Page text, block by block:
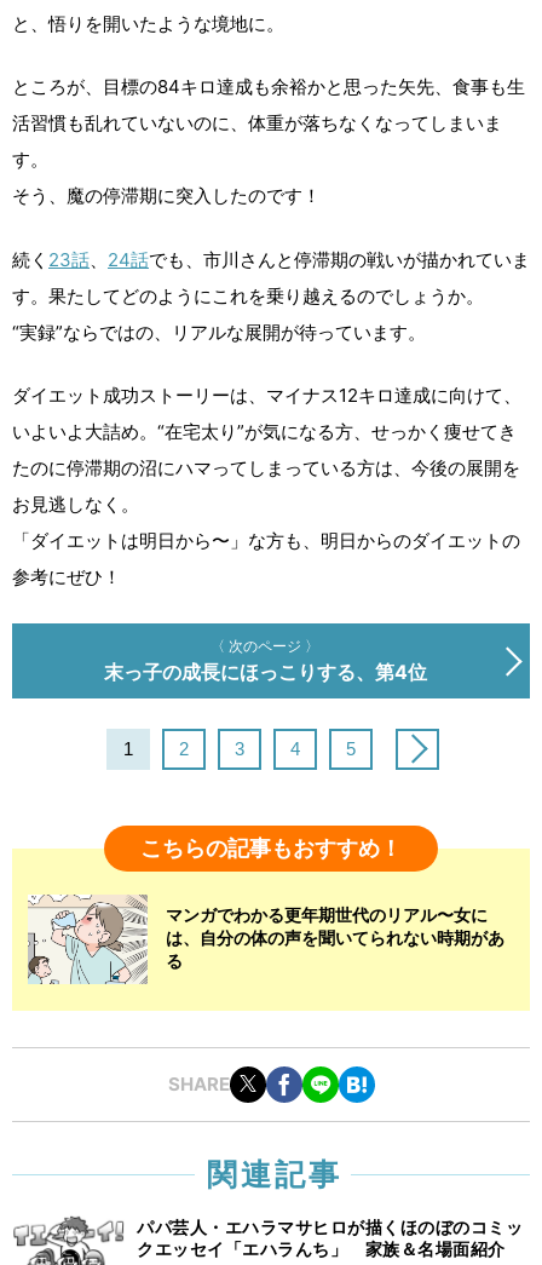
と、悟りを開いたような境地に。
ところが、目標の84キロ達成も余裕かと思った矢先、食事も生
活習慣も乱れていないのに、体重が落ちなくなってしまいま
す。
そう、魔の停滞期に突入したのです！
続く 23話 24話でも、市川さんと停滞期の戦いが描かれていま
す。果たしてどのようにこれを乗り越えるのでしょうか。
“実録”ならではの、リアルな展開が待っています。
ダイエット成功ストーリーは、マイナス12キロ達成に向けて、
いよいよ大詰め。“在宅太り”が気になる方、せっかく痩せてき
たのに停滞期の沼にハマってしまっている方は、今後の展開を
お見逃しなく。
「ダイエットは明日から〜」な方も、明日からのダイエットの
参考にぜひ！
〈 次のページ 〉
末っ子の成長にほっこりする、第4位
1 2 3 4 5
こちらの記事もおすすめ！
マンガでわかる更年期世代のリアル〜女に
は、自分の体の声を聞いてられない時期があ
る
SHARE
関連記事
パパ芸人・エハラマサヒロが描くほのぼのコミッ
クエッセイ「エハラんち」 家族＆名場面紹介